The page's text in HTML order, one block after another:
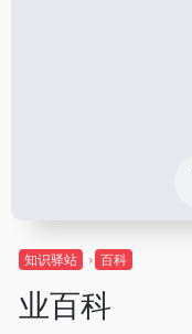
知识驿站 百科
业百科